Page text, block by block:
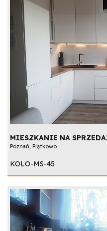
MIESZKANIE NA
Poznań, Piątkowo
KOLO-MS-45